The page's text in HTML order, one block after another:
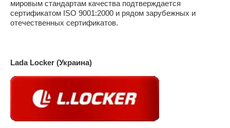
мировым стандартам качества подтверждается
сертификатом ISO 9001:2000 и рядом зарубежных и
отечественных сертификатов.
Lada Locker (Украина)